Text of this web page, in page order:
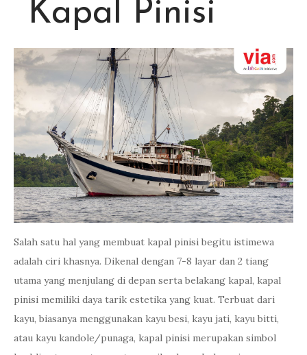
Kapal Pinisi
Salah satu hal yang membuat kapal pinisi begitu istimewa
adalah ciri khasnya. Dikenal dengan 7-8 layar dan 2 tiang
utama yang menjulang di depan serta belakang kapal, kapal
pinisi memiliki daya tarik estetika yang kuat. Terbuat dari
kayu, biasanya menggunakan kayu besi, kayu jati, kayu bitti,
atau kayu kandole/punaga, kapal pinisi merupakan simbol